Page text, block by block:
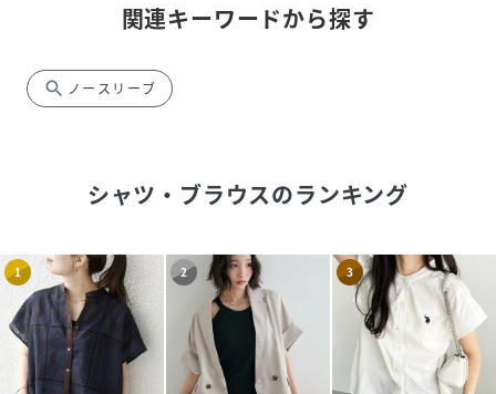
関連キーワードから探す
search ノースリーブ
シャツ・ブラウスのランキング
1 2 3